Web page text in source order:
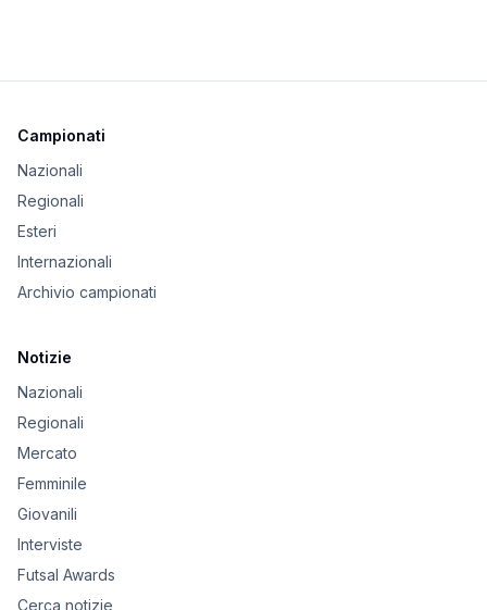
Campionati
Nazionali
Regionali
Esteri
Internazionali
Archivio campionati
Notizie
Nazionali
Regionali
Mercato
Femminile
Giovanili
Interviste
Futsal Awards
Cerca notizie